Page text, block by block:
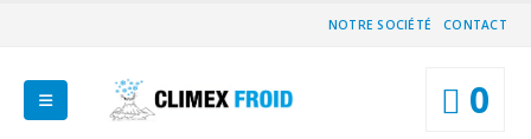
NOTRE SOCIÉTÉ CONTACT
0